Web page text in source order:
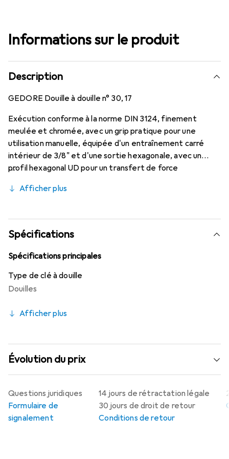
Informations sur le produit
Description
GEDORE Douille à douille n° 30, 17
Exécution conforme à la norme DIN 3124, finement
meulée et chromée, avec un grip pratique pour une
utilisation manuelle, équipée d'un entraînement carré
intérieur de 3/8" et d'une sortie hexagonale, avec un
profil hexagonal UD pour un transfert de force
Afficher plus
Spécifications
Spécifications principales
Type de clé à douille
Douilles
Afficher plus
Évolution du prix
14 jours de rétractation légale
30 jours de droit de retour
Conditions de retour
Questions juridiques
Formulaire de
signalement